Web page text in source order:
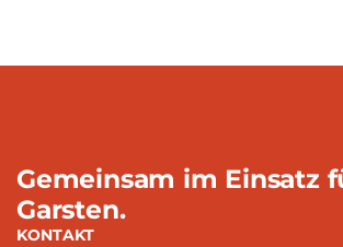
Gemeinsam im Einsatz
Garsten.
KONTAKT